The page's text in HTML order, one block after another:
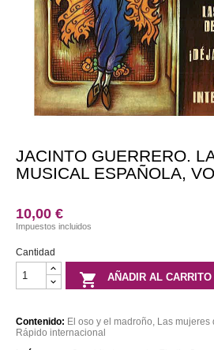
Partituras
Otros
productos
Libros
JACINTO GUERRERO.
MUSICAL ESPAÑOLA,
10,00 €
Impuestos incluidos
Cantidad
 AÑADIR AL CARRITO
Contenido: El oso y el madroño, Las mujeres
Rápido internacional